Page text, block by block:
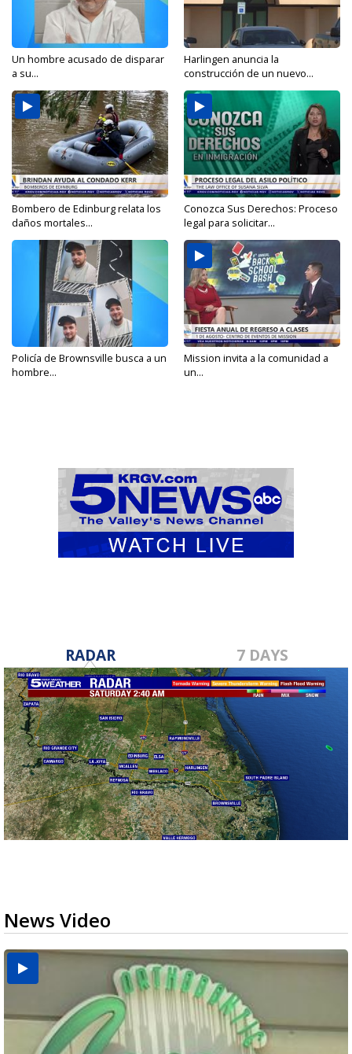
Un hombre acusado de disparar
a su...
Harlingen anuncia la
construcción de un nuevo...
Bombero de Edinburg relata los
daños mortales...
Conozca Sus Derechos: Proceso
legal para solicitar...
Policía de Brownsville busca a un
hombre...
Mission invita a la comunidad a
un...
RADAR 7 DAYS
News Video